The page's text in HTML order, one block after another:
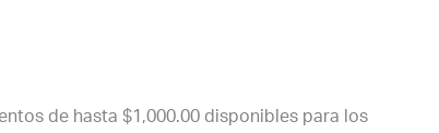
de hasta $1,000.00 disponibles para los